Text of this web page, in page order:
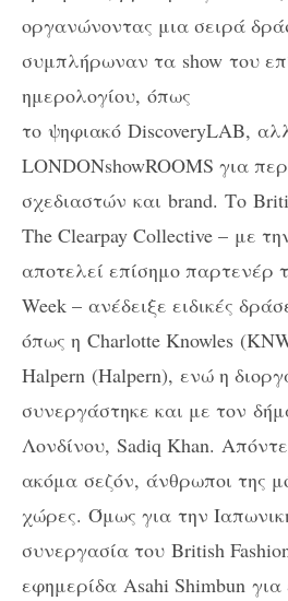
οργανώνοντας μια σειρά
συμπλήρωναν τα show του
ημερολογίου, όπως
το ψηφιακό DiscoveryLAB,
LONDONshowROOMS για
σχεδιαστών και brand. Το
The Clearpay Collective – με
αποτελεί επίσημο παρτενέρ
Week – ανέδειξε ειδικές
όπως η Charlotte Knowles (
Halpern (Halpern), ενώ η
συνεργάστηκε και με τον
Λονδίνου, Sadiq Khan.
ακόμα σεζόν, άνθρωποι της
χώρες. Όμως για την
συνεργασία του British
εφημερίδα Asahi Shimbun για